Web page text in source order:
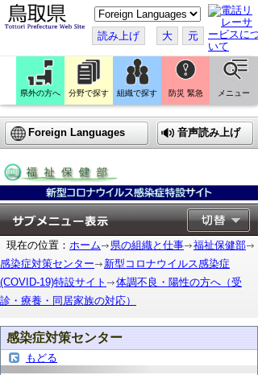
こ
の
ペ
ー
ジ
翻
訳
す
る
読み上げ 大 元
県外の方へ 分野で探す 組織で探す 防災 緊急 メニュー
Foreign Languages 音声読み上げ
現在の位置： ホーム 県の組織と仕事
福祉保健部
感染症対策センター
新型コロナウイルス感染症
(COVID-19)特設サイト
体調不良・陽性の方へ（受
診・療養・同居家族の対応）
感染症対策センター
もどる